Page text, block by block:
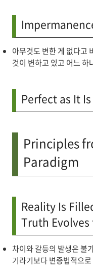
아무것도 변한 게 없다고
것이 변하고 있고 어느 하
Perfect as It Is
Principles
Paradigm
Reality Is
Truth
차이와 갈등의 발생은 불
기라기보다 변증법적으